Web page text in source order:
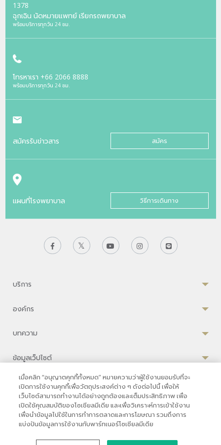
1378
ฉุกเฉิน นัดหมายแพทย์ เรียกรถพยาบาล
พร้อมบริการทุกวัน 24 ชม.
โทรหาเรา +66 2066 8888
พร้อมบริการทุกวัน 24 ชม.
สมัครรับข่าวสาร สมัคร
แผนที่โรงพยาบาล วิธีการเดินทาง
บริการ
องค์กร
บทความ
ข้อมูลเว็ปไซต์
ความเป็นส่วนตัว | เงื่อนไขการใช้งาน
นโยบายคุกกี้
© 2569 โรงพยาบาลบำรุงราษฎร์ในกรุงเทพ
ที่ได้รับการรับรองจาก JCI มาตรฐานโรงพยาบาลระดับสากล
เมื่อคลิก “อนุญาตคุกกี้ทั้งหมด” หมายความว่าผู้ใช้งานยอมรับที่จะ
เปิดการใช้งานคุกกี้เพื่อวัตถุประสงค์ต่าง ๆ ดังต่อไปนี้ เพื่อให้
เว็บไซต์สามารถทำงานได้อย่างถูกต้องและเต็มประสิทธิภาพ เพื่อ
เปิดใช้คุณสมบัติของโซเชียลมีเดีย และเพื่อวิเคราะห์การเข้าใช้งาน
เพื่อนำข้อมูลไปใช้ในการทำการตลาดและการโฆษณา รวมถึงการ
แบ่งปันข้อมูลการใช้งานกับพาร์ทเนอร์โซเชียลมีเดีย